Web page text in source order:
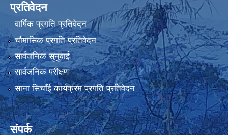
प्रतिवेदन
वार्षिक प्रगति प्रतिवेदन
चौमासिक प्रगति प्रतिवेदन
सार्वजनिक सुनुवाई
सार्वजनिक परीक्षण
साना सिचाँई कार्यक्रम प्रगति प्रतिवेदन
संपर्क